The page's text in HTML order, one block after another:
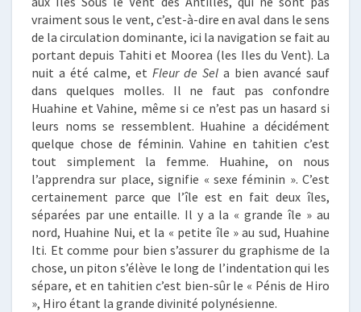
vraiment sous le vent, c’est-à-dire en aval dans le sens
de la circulation dominante, ici la navigation se fait au
portant depuis Tahiti et Moorea (les Iles du Vent). La
nuit a été calme, et Fleur de Sel a bien avancé sauf
dans quelques molles. Il ne faut pas confondre
Huahine et Vahine, même si ce n’est pas un hasard si
leurs noms se ressemblent. Huahine a décidément
quelque chose de féminin. Vahine en tahitien c’est
tout simplement la femme. Huahine, on nous
l’apprendra sur place, signifie « sexe féminin ». C’est
certainement parce que l’île est en fait deux îles,
séparées par une entaille. Il y a la « grande île » au
nord, Huahine Nui, et la « petite île » au sud, Huahine
Iti. Et comme pour bien s’assurer du graphisme de la
chose, un piton s’élève le long de l’indentation qui les
sépare, et en tahitien c’est bien-sûr le « Pénis de Hiro
», Hiro étant la grande divinité polynésienne.